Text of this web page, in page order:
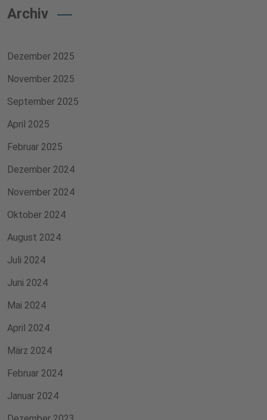
Archiv
Dezember 2025
November 2025
September 2025
April 2025
Februar 2025
Dezember 2024
November 2024
Oktober 2024
August 2024
Juli 2024
Juni 2024
Mai 2024
April 2024
März 2024
Februar 2024
Januar 2024